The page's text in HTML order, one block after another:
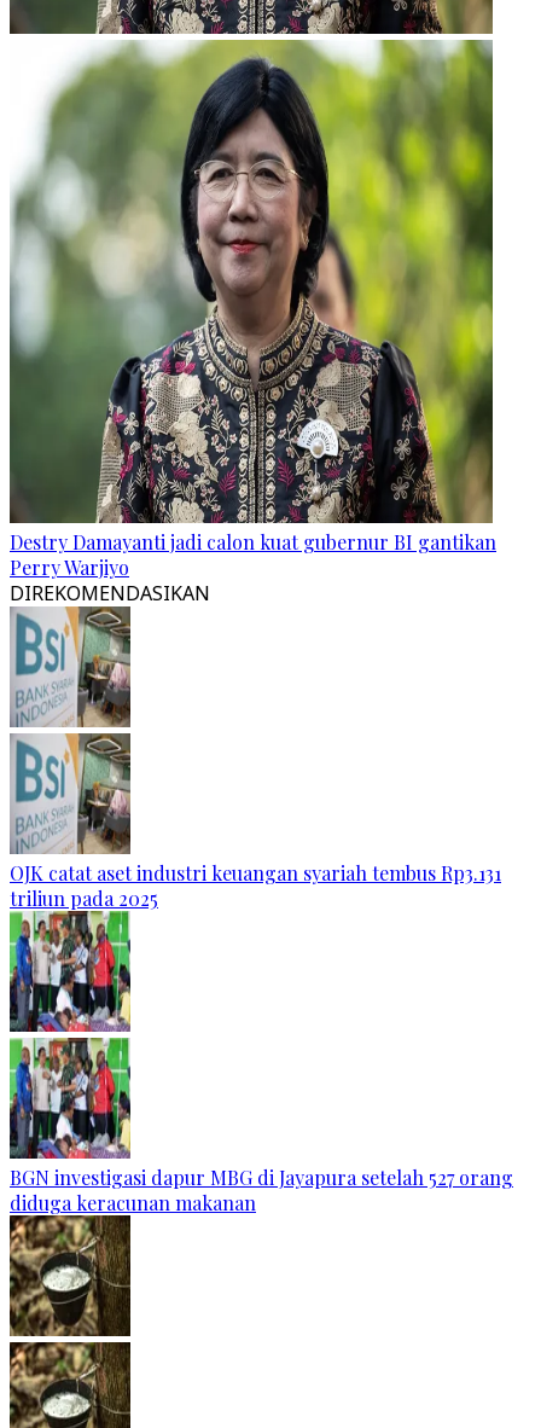
Destry Damayanti jadi calon kuat gubernur BI gantikan
Perry Warjiyo
DIREKOMENDASIKAN
OJK catat aset industri keuangan syariah tembus Rp3.131
triliun pada 2025
BGN investigasi dapur MBG di Jayapura setelah 527 orang
diduga keracunan makanan